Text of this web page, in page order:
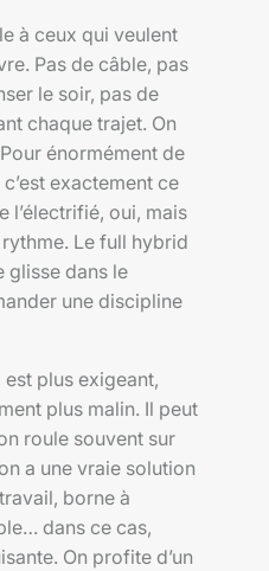
à ceux qui veulent
Pas de câble, pas
le soir, pas de
chaque trajet. On
énormément de
exactement ce
l’électrifié, oui, mais
Le full hybrid
glisse dans le
une discipline
plus exigeant,
plus malin. Il peut
roule souvent sur
a une vraie solution
borne à
dans ce cas,
On profite d’un